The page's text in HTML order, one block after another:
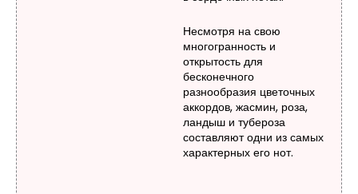
Несмотря на свою
многогранность и
открытость для
бесконечного
разнообразия цветочных
аккордов, жасмин, роза,
ландыш и тубероза
составляют одни из самых
характерных его нот.